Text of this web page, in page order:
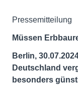
Pressemitteilung
Müssen
Berlin,
Deutschland
besonders